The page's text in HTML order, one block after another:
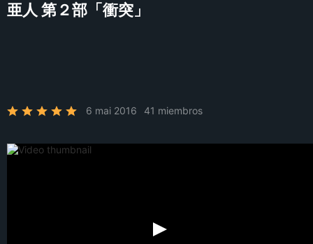
亜人 第２部「衝突」
6 mai 2016 41 miembros